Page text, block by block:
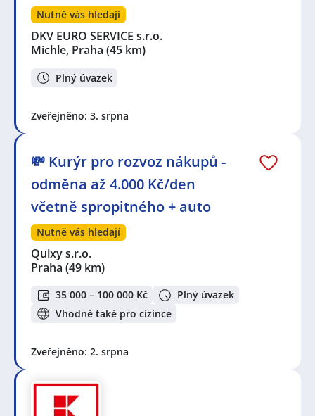
Nutně vás hledají
DKV EURO SERVICE s.r.o.
Michle, Praha (45 km)
Plný úvazek
Zveřejněno: 3. srpna
💸 Kurýr pro rozvoz nákupů -
odměna až 4.000 Kč/den
včetně spropitného + auto
Nutně vás hledají
Quixy s.r.o.
Praha (49 km)
35 000 – 100 000 Kč
Plný úvazek
Vhodné také pro cizince
Zveřejněno: 2. srpna